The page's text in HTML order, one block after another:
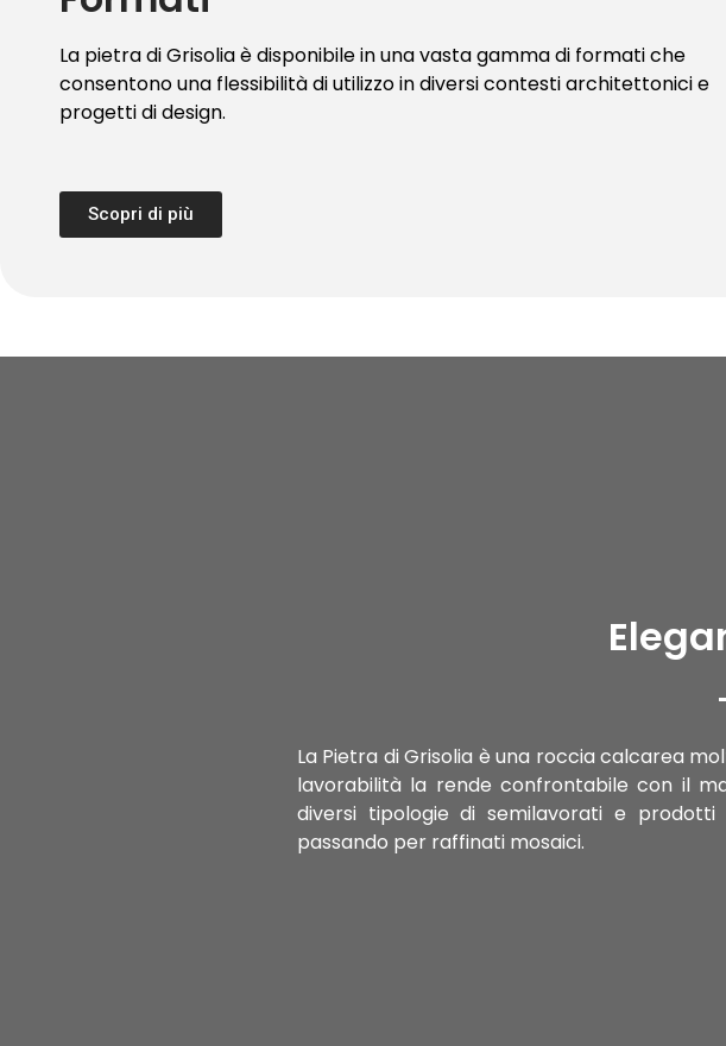
La pietra di Grisolia è disponibile in una vasta gamma di formati che
consentono una flessibilità di utilizzo in diversi contesti architettonici e
progetti di design.
Scopri di più
La Pietra di Grisolia è una roccia calcarea
lavorabilità la rende confrontabile con il
diversi tipologie di semilavorati e
passando per raffinati mosaici.